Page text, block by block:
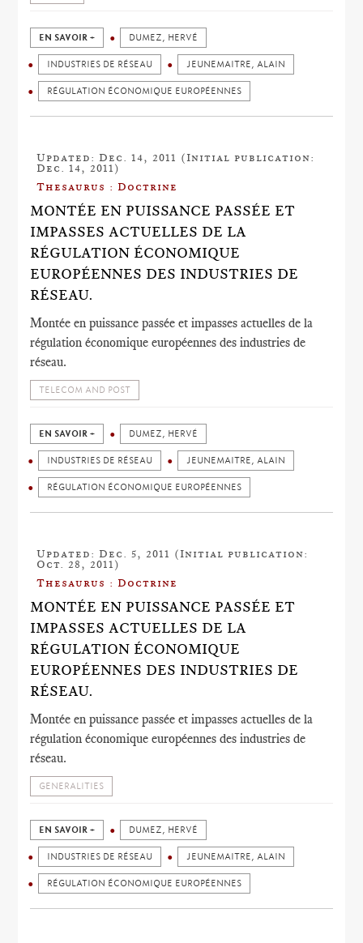
EN SAVOIR + DUMEZ, HERVÉ
INDUSTRIES DE RÉSEAU JEUNEMAITRE, ALAIN
RÉGULATION ÉCONOMIQUE EUROPÉENNES
Updated: Dec. 14, 2011 (Initial publication:
Dec. 14, 2011)
Thesaurus : Doctrine
MONTÉE EN PUISSANCE PASSÉE ET
IMPASSES ACTUELLES DE LA
RÉGULATION ÉCONOMIQUE
EUROPÉENNES DES INDUSTRIES DE
RÉSEAU.
Montée en puissance passée et impasses actuelles de la
régulation économique européennes des industries de
réseau.
TELECOM AND POST
EN SAVOIR + DUMEZ, HERVÉ
INDUSTRIES DE RÉSEAU JEUNEMAITRE, ALAIN
RÉGULATION ÉCONOMIQUE EUROPÉENNES
Updated: Dec. 5, 2011 (Initial publication:
Oct. 28, 2011)
Thesaurus : Doctrine
MONTÉE EN PUISSANCE PASSÉE ET
IMPASSES ACTUELLES DE LA
RÉGULATION ÉCONOMIQUE
EUROPÉENNES DES INDUSTRIES DE
RÉSEAU.
Montée en puissance passée et impasses actuelles de la
régulation économique européennes des industries de
réseau.
GENERALITIES
EN SAVOIR + DUMEZ, HERVÉ
INDUSTRIES DE RÉSEAU JEUNEMAITRE, ALAIN
RÉGULATION ÉCONOMIQUE EUROPÉENNES